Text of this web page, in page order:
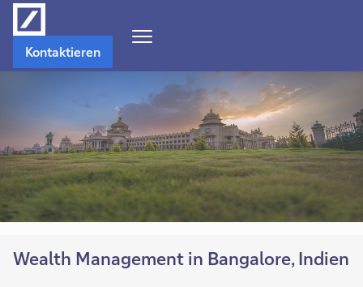
Menü
öffnen
Kontaktieren
Wealth Management in Bangalore, Indien